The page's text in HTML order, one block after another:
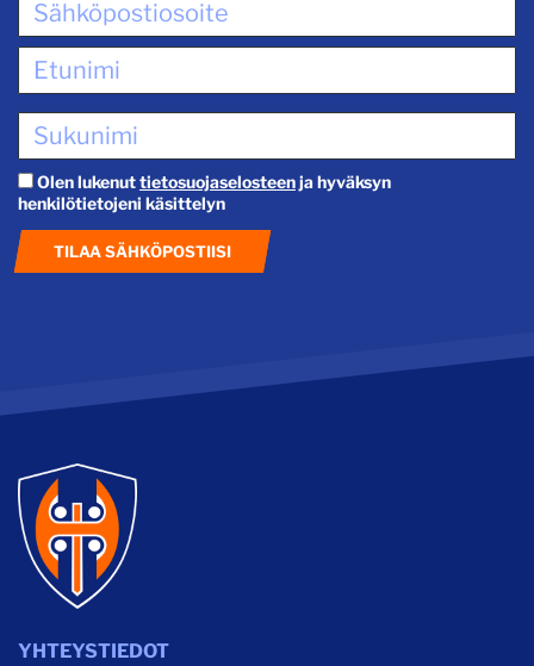
YHTEYSTIEDOT
Olen lukenuttietosuojaselosteenja hyväksyn
henkilötietojeni käsittelyn
TILAA SÄHKÖPOSTIISI